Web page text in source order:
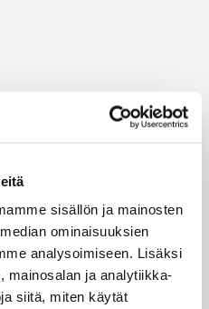
sisällön ja mainosten
ominaisuuksien
analysoimiseen. Lisäksi
mainosalan ja analytiikka-
siitä, miten käytät